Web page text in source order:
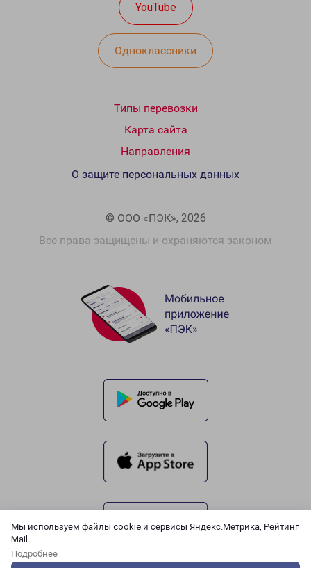
Мы используем файлы cookie и сервисы Яндекс.Метрика, Рейтинг
Mail
Подробнее
YouTube
Одноклассники
Типы перевозки
Карта сайта
Направления
© ООО «ПЭК», 2026
Все права защищены и охраняются законом
О защите персональных данных